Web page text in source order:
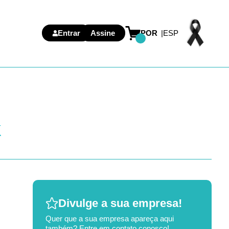
Entrar Assine POR ESP
Divulge a sua empresa!
Quer que a sua empresa apareça aqui